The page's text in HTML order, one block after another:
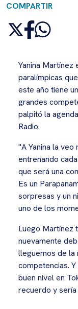
COMPARTIR
Yanina
paralímpicas
este año tiene
grandes
palpitó la
Radio.
"A Yanina la
entrenando
que será una
Es un
sorpresas y un
uno de los
Luego Martínez
nuevamente
lleguemos de la
competencias.
buen nivel en
recuerdo y